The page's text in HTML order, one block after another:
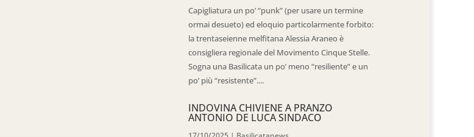
Capigliatura un po’ “punk” (per usare un termine
ormai desueto) ed eloquio particolarmente forbito:
la trentaseienne melfitana Alessia Araneo è
consigliera regionale del Movimento Cinque Stelle.
Sogna una Basilicata un po’ meno “resiliente” e un
po’ più “resistente”....
INDOVINA CHIVIENE A PRANZO
ANTONIO DE LUCA SINDACO